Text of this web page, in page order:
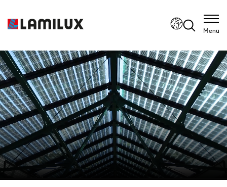
Menü